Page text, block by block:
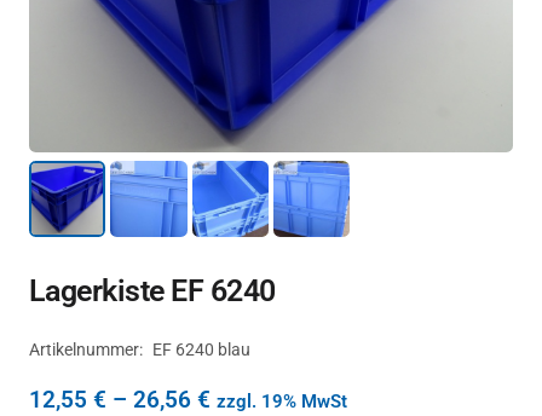
Lagerkiste EF 6240
Artikelnummer: EF 6240 blau
12,55 € – 26,56 € Preisspanne:
zzgl. 19% MwSt